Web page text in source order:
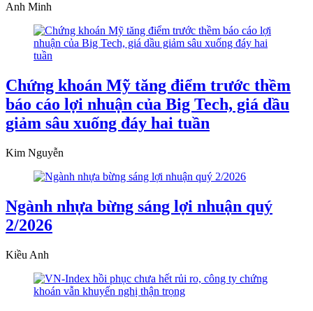
Anh Minh
Chứng khoán Mỹ tăng điểm trước thềm
báo cáo lợi nhuận của Big Tech, giá dầu
giảm sâu xuống đáy hai tuần
Kim Nguyễn
Ngành nhựa bừng sáng lợi nhuận quý
2/2026
Kiều Anh